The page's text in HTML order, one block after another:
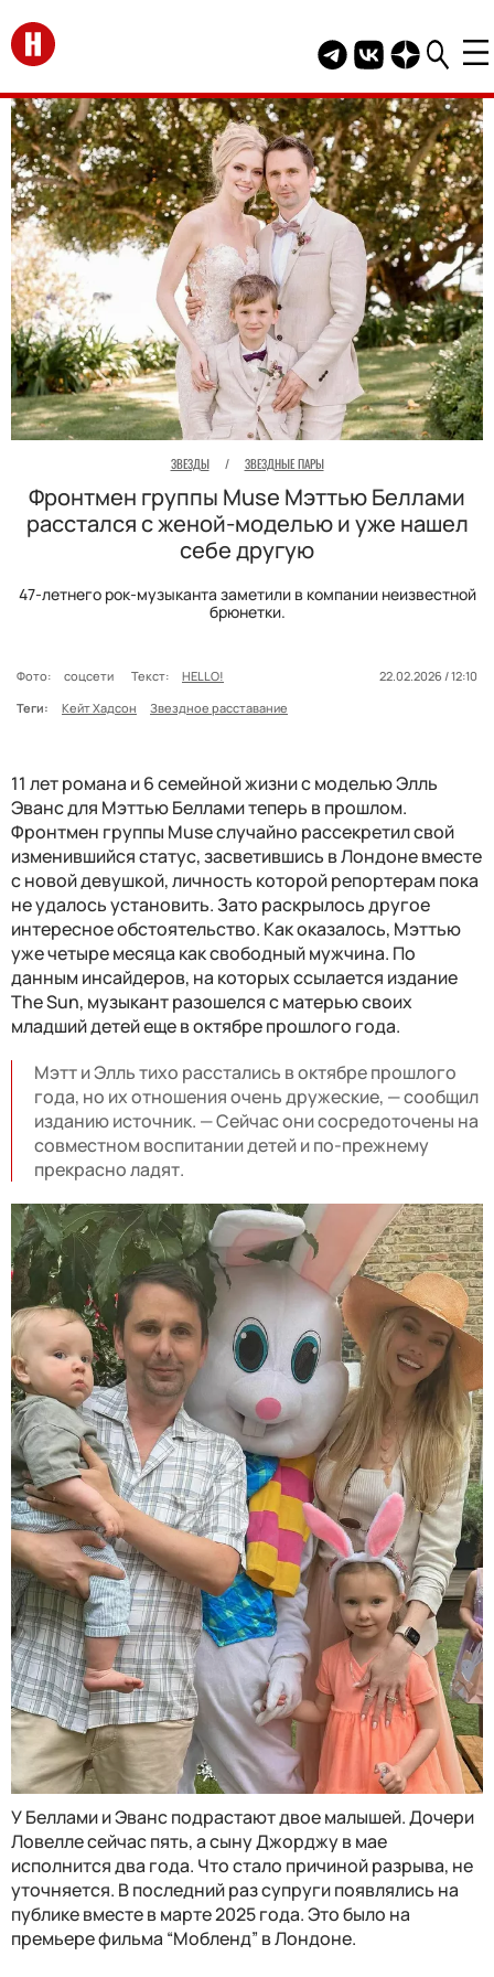
Перейти на главную
Telegram канал
Группа HELLO
Канал
ЗВЕЗДЫ / ЗВЕЗДНЫЕ ПАРЫ
Фронтмен группы Muse Мэттью Беллами
расстался с женой-моделью и уже нашел
себе другую
47-летнего рок-музыканта заметили в компании неизвестной
брюнетки.
Фото: соцсети Текст: HELLO!
22.02.2026 / 12:10
Теги:
Кейт Хадсон Звездное расставание
11 лет романа и 6 семейной жизни с моделью Элль
Эванс для Мэттью Беллами теперь в прошлом.
Фронтмен группы Muse случайно рассекретил свой
изменившийся статус, засветившись в Лондоне вместе
с новой девушкой, личность которой репортерам пока
не удалось установить. Зато раскрылось другое
интересное обстоятельство. Как оказалось, Мэттью
уже четыре месяца как свободный мужчина. По
данным инсайдеров, на которых ссылается издание
The Sun, музыкант разошелся с матерью своих
младший детей еще в октябре прошлого года.
Мэтт и Элль тихо расстались в октябре прошлого
года, но их отношения очень дружеские, — сообщил
изданию источник. — Сейчас они сосредоточены на
совместном воспитании детей и по-прежнему
прекрасно ладят.
У Беллами и Эванс подрастают двое малышей. Дочери
Ловелле сейчас пять, а сыну Джорджу в мае
исполнится два года. Что стало причиной разрыва, не
уточняется. В последний раз супруги появлялись на
публике вместе в марте 2025 года. Это было на
премьере фильма “Мобленд” в Лондоне.